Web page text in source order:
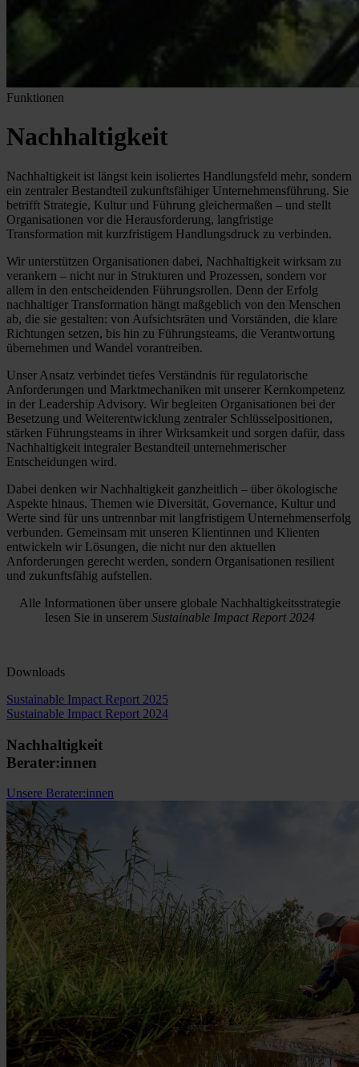
Funktionen
Nachhaltigkeit
Nachhaltigkeit ist längst kein isoliertes Handlungsfeld mehr, sondern
ein zentraler Bestandteil zukunftsfähiger Unternehmensführung. Sie
betrifft Strategie, Kultur und Führung gleichermaßen – und stellt
Organisationen vor die Herausforderung, langfristige
Transformation mit kurzfristigem Handlungsdruck zu verbinden.
Wir unterstützen Organisationen dabei, Nachhaltigkeit wirksam zu
verankern – nicht nur in Strukturen und Prozessen, sondern vor
allem in den entscheidenden Führungsrollen. Denn der Erfolg
nachhaltiger Transformation hängt maßgeblich von den Menschen
ab, die sie gestalten: von Aufsichtsräten und Vorständen, die klare
Richtungen setzen, bis hin zu Führungsteams, die Verantwortung
übernehmen und Wandel vorantreiben.
Unser Ansatz verbindet tiefes Verständnis für regulatorische
Anforderungen und Marktmechaniken mit unserer Kernkompetenz
in der Leadership Advisory. Wir begleiten Organisationen bei der
Besetzung und Weiterentwicklung zentraler Schlüsselpositionen,
stärken Führungsteams in ihrer Wirksamkeit und sorgen dafür, dass
Nachhaltigkeit integraler Bestandteil unternehmerischer
Entscheidungen wird.
Dabei denken wir Nachhaltigkeit ganzheitlich – über ökologische
Aspekte hinaus. Themen wie Diversität, Governance, Kultur und
Werte sind für uns untrennbar mit langfristigem Unternehmenserfolg
verbunden. Gemeinsam mit unseren Klientinnen und Klienten
entwickeln wir Lösungen, die nicht nur den aktuellen
Anforderungen gerecht werden, sondern Organisationen resilient
und zukunftsfähig aufstellen.
Alle Informationen über unsere globale Nachhaltigkeitsstrategie
lesen Sie in unserem Sustainable Impact Report 2024
Downloads
Sustainable Impact Report 2025
Sustainable Impact Report 2024
Nachhaltigkeit
Berater:innen
Unsere Berater:innen